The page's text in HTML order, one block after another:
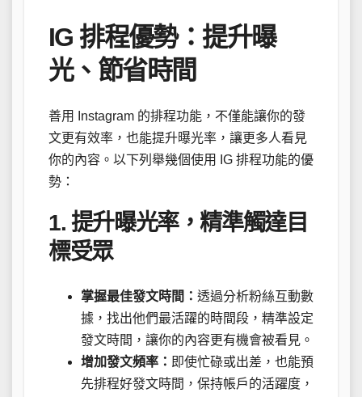
IG 排程優勢：提升曝
光、節省時間
善用 Instagram 的排程功能，不僅能讓你的發
文更有效率，也能提升曝光率，讓更多人看見
你的內容。以下列舉幾個使用 IG 排程功能的優
勢：
1. 提升曝光率，精準觸達目
標受眾
掌握最佳發文時間： 透過分析粉絲互動數
據，找出他們最活躍的時間段，精準設定
發文時間，讓你的內容更有機會被看見。
增加發文頻率： 即使忙碌或出差，也能預
先排程好發文時間，保持帳戶的活躍度，